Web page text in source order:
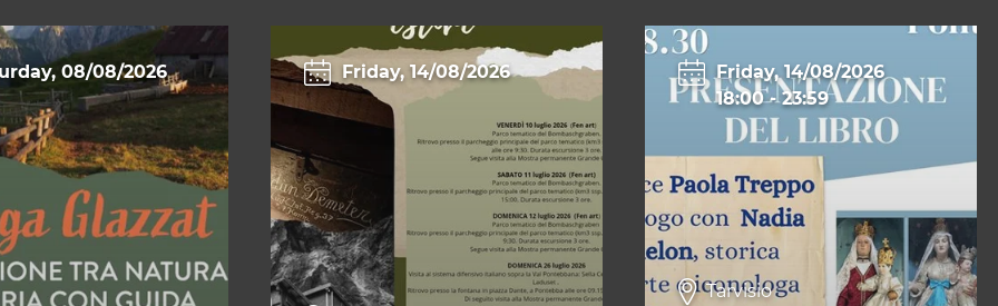
08/08/2026 Friday, 14/08/2026
Friday, 14/08/2026
18:00-23:59
Tarvisio